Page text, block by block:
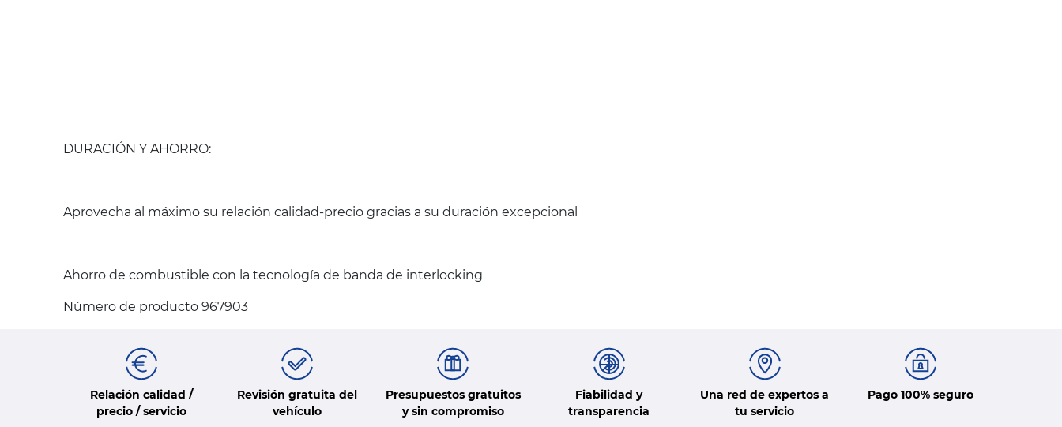
DURACIÓN Y AHORRO:
Aprovecha al máximo su relación calidad-precio gracias a su duración excepcional
Ahorro de combustible con la tecnología de banda de interlocking
Número de producto 967903
Relación calidad /
precio / servicio
Revisión gratuita del
vehículo
Presupuestos gratuitos
y sin compromiso
Fiabilidad y
transparencia
Una red de expertos a
tu servicio
Pago 100% seguro